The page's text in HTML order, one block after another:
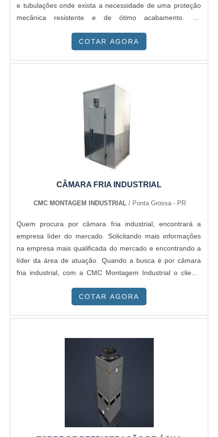
e tubulações onde exista a necessidade de uma proteção
mecânica resistente e de ótimo acabamento. Os
bobinas em diversas espessuras. Utilização: . Proteção
Carroceria baú de caminhões
COTAR AGORA
CÂMARA FRIA INDUSTRIAL
CMC MONTAGEM INDUSTRIAL/ Ponta Grossa - PR
Quem procura por câmara fria industrial, encontrará a
empresa líder do mercado. Solicitando mais informações
na empresa mais qualificada do mercado e encontrando a
líder da área de atuação. Quando a busca é por câmara
fria industrial, com a CMC Montagem Industrial o cliente
acessível.DETALHES SOBRE CÂMARA FRIA
atividades e sala de treinamento com materiais
sofisticados, tudo isso para garantir que se tenha câmara
fria industrial com excelente custo-benefício.Há muitas
maneiras eficientes de uma empresa demonstrar
competência, excelência e destaque em sua área de
atuação. A CMC Montagem Industrial se mostra referência
por ter: Soluções para fabricação e manutenção em
COTAR AGORA